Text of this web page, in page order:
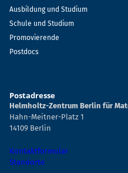
Ausbildung und Studium
Schule und Studium
Promovierende
Postdocs
Postadresse
Helmholtz-Zentrum Berlin für
Hahn-Meitner-Platz 1
14109 Berlin
Kontaktformular
Standorte